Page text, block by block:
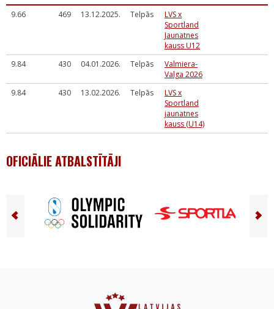
9.66 469 13.12.2025. Telpās
LVS x
Sportland
Jaunatnes
kauss U12
9.84
430 04.01.2026. Telpās
Valmiera-
Valga 2026
9.84
430 13.02.2026. Telpās
LVS x
Sportland
jaunatnes
kauss (U14)
OFICIĀLIE ATBALSTĪTĀJI